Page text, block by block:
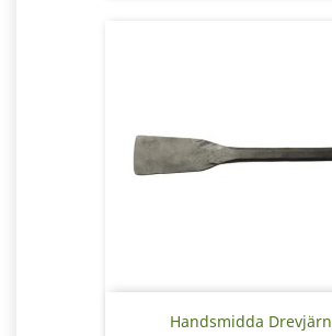
Handsmidda Drevjärn